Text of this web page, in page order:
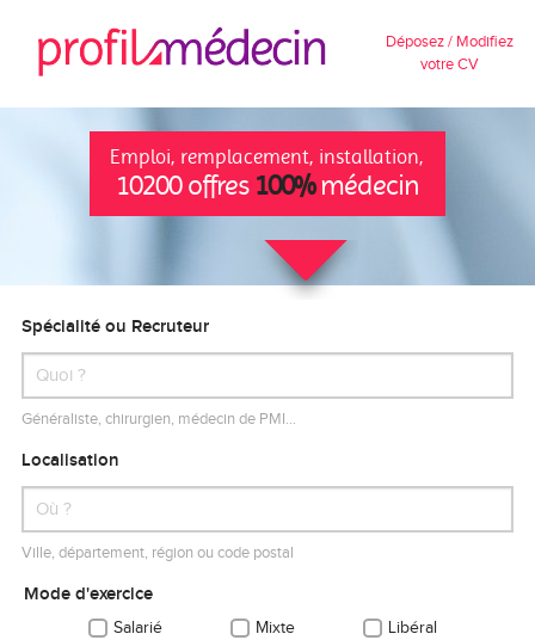
Déposez / Modifiez
votre CV
Emploi, remplacement, installation,
10200 offres 100%médecin
Spécialité ou Recruteur
Généraliste, chirurgien, médecin de PMI…
Localisation
Ville, département, région ou code postal
Mode d'exercice
Salarié Mixte Libéral